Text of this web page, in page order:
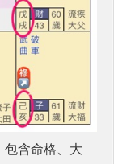
含命格、大